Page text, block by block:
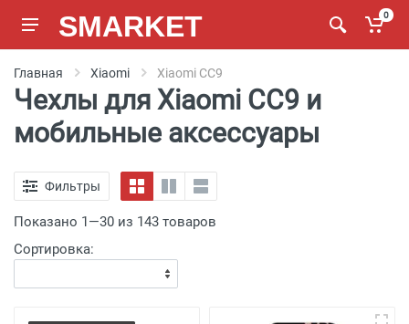
SMARKET 0
Главная Xiaomi Xiaomi CC9
Чехлы для Xiaomi CC9 и
мобильные аксессуары
Фильтры
Показано 1—30 из 143 товаров
Сортировка: